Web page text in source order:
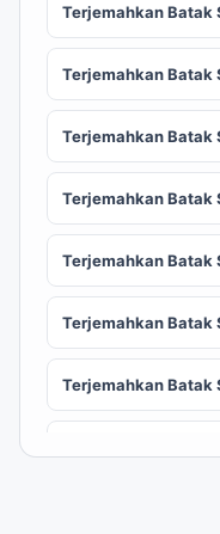
Terjemahkan Batak
Terjemahkan Batak
Terjemahkan Batak
Terjemahkan Batak
Terjemahkan Batak
Terjemahkan Batak
Terjemahkan Batak